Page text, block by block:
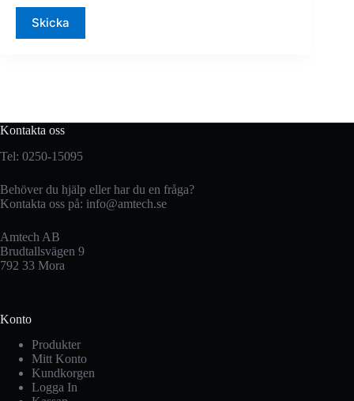
Skicka
Kontakta oss
Tel: 0250-15095
Behöver du hjälp eller har du en fråga?
Kontakta oss på: info@amtech.se
Amtech AB
Brudtallsvägen 9
792 33 Mora
Konto
Produkter
Mitt Konto
Kundkorgen
Logga In